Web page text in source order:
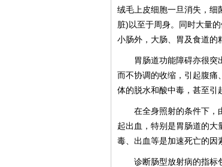
绒毛上皮细胞一旦消失，细
脏)以至于周身。同时大量
小肠外，大肠、胃及食道的
胃肠道功能障碍亦很
而不协调的收缩，引起腹痛
体的脱水和酸中毒，甚至引
在全身照射的条件下，
起出血，特别是胃肠道的大
毒、出血等是加速死亡的因
诊断肠型放射病的指标